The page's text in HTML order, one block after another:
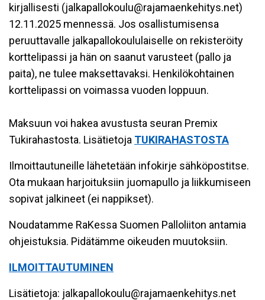
kirjallisesti (jalkapallokoulu@rajamaenkehitys.net)
12.11.2025 mennessä. Jos osallistumisensa
peruuttavalle jalkapallokoululaiselle on rekisteröity
korttelipassi ja hän on saanut varusteet (pallo ja
paita), ne tulee maksettavaksi. Henkilökohtainen
korttelipassi on voimassa vuoden loppuun.
Maksuun voi hakea avustusta seuran Premix
Tukirahastosta. Lisätietoja TUKIRAHASTOSTA
Ilmoittautuneille lähetetään infokirje sähköpostitse.
Ota mukaan harjoituksiin juomapullo ja liikkumiseen
sopivat jalkineet (ei nappikset).
Noudatamme RaKessa Suomen Palloliiton antamia
ohjeistuksia. Pidätämme oikeuden muutoksiin.
ILMOITTAUTUMINEN
Lisätietoja: jalkapallokoulu@rajamaenkehitys.net